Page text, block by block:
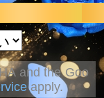
and the Goo
apply.